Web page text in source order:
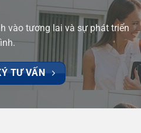
vào tương lai và sự phát triển
TƯ VẤN